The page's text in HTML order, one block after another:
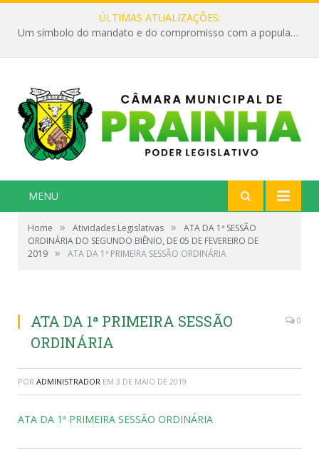
ÚLTIMAS ATUALIZAÇÕES:
Um símbolo do mandato e do compromisso com a população
MENU
Home » Atividades Legislativas »
ATA DA 1ª SESSÃO
ORDINÁRIA DO SEGUNDO BIÊNIO, DE 05 DE FEVEREIRO DE
2019 » ATA DA 1ª PRIMEIRA SESSÃO ORDINÁRIA
ATA DA 1ª PRIMEIRA SESSÃO
ORDINÁRIA
0
POR ADMINISTRADOR EM 3 DE MAIO DE 2019
ATA DA 1ª PRIMEIRA SESSÃO ORDINÁRIA